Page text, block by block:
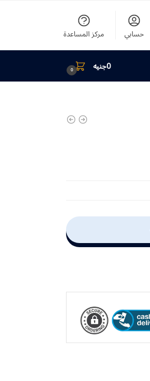
حسابي مركز المساعدة
0جنيه 0